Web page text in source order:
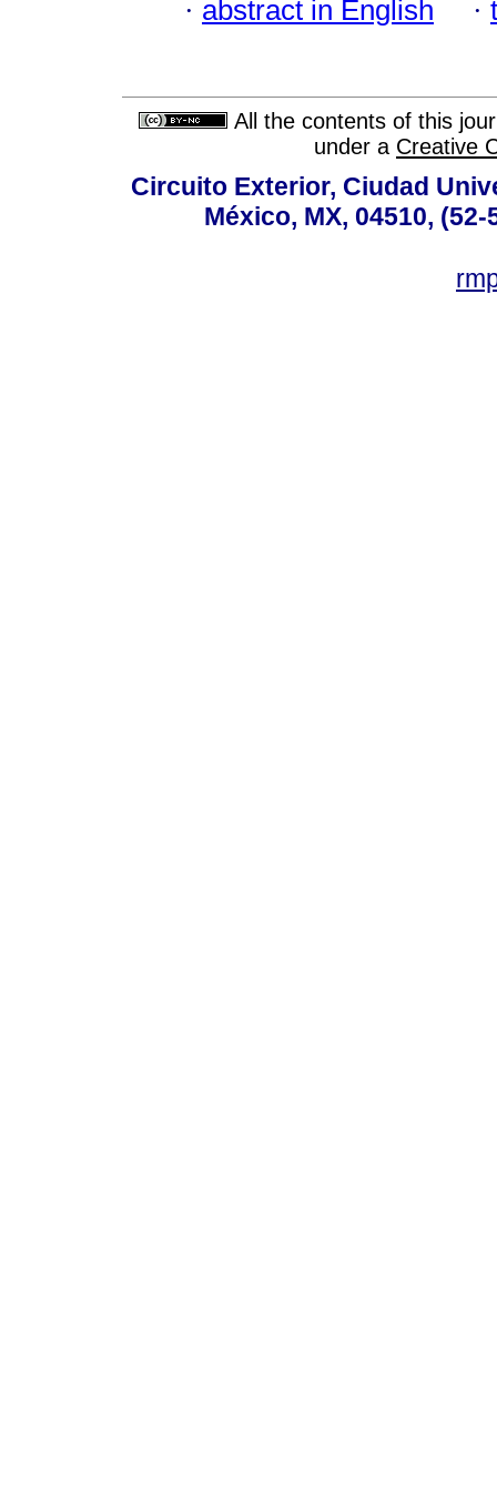
· abstract in English ·
All the contents of this
under a Creative
Circuito Exterior, Ciudad
México, MX, 04510,